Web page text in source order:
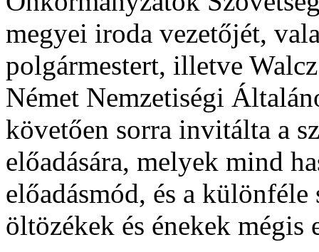
megyei iroda vezetőjét,
polgármestert, illetve
Német Nemzetiségi
követően sorra invitálta a
előadására, melyek mind
előadásmód, és a
öltözékek és énekek mégis